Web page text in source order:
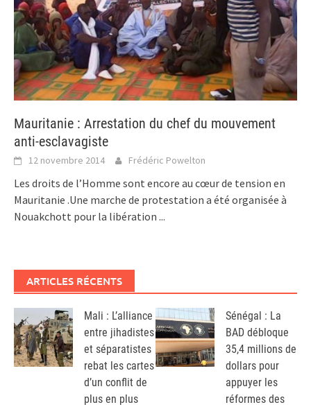
Mauritanie : Arrestation du chef du mouvement
anti-esclavagiste
12 novembre 2014 Frédéric Powelton
Les droits de l’Homme sont encore au cœur de tension en
Mauritanie .Une marche de protestation a été organisée à
Nouakchott pour la libération ...
ARTICLES RÉCENTS
Mali : L’alliance
entre jihadistes
et séparatistes
rebat les cartes
d’un conflit de
plus en plus
Sénégal : La
BAD débloque
35,4 millions de
dollars pour
appuyer les
réformes des